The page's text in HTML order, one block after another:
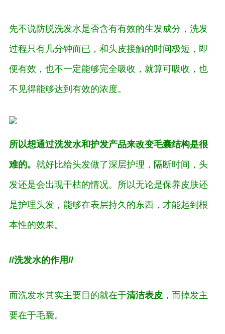
先不说防脱洗发水是否含有有效的生发成分，洗发
过程只有几分钟而已，和头皮接触的时间极短，即
便有效，也不一定能够完全吸收，就算可吸收，也
不见得能够达到有效的浓度。
所以想通过洗发水和护发产品来改变毛囊结构是很
难的。 就好比给头发做了深层护理，隔断时间，头
发还是会出现干枯的情况。所以无论是保养皮肤还
是护理头发，能够在表层持久的东西，才能起到根
本性的效果。
//洗发水的作用//
而洗发水其实主要目的就在于清洁表皮 ，而掉发主
要在于毛囊。